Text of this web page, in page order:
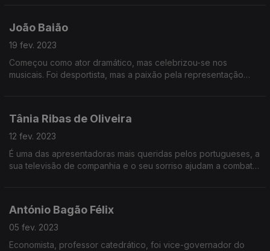
João Baião
19 fev. 2023
Começou como ator dramático, mas celebrizou-se nos
musicais. Foi desportista, mas a paixão pela representação
Tânia Ribas de Oliveira
12 fev. 2023
É uma das apresentadoras mais queridas pelos portugueses, a
sua televisão de companhia e o seu sorriso ajudam a combater
António Bagão Félix
05 fev. 2023
Economista, professor catedrático, foi vice-governador do